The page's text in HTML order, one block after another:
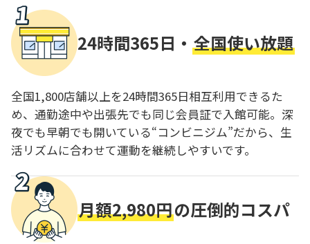
24時間365日・ 全国使い放題
全国1,800店舗以上を24時間365日相互利用できるた
め、通勤途中や出張先でも同じ会員証で入館可能。深
夜でも早朝でも開いている“コンビニジム”だから、生
活リズムに合わせて運動を継続しやすいです。
月額2,980円の圧倒的コスパ